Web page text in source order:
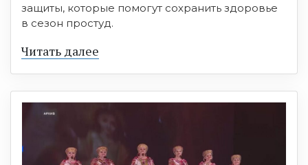
защиты, которые помогут сохранить здоровье
в сезон простуд.
Читать далее